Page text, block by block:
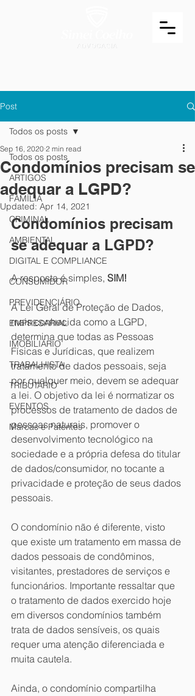
Post
Todos os posts
ARTIGOS
FAMÍLIA
CRIMINAL
AMBIENTAL
DIGITAL E COMPLIANCE
CONSUMIDOR
PREVIDENCIÁRIO
EMPRESARIAL
IMOBILIÁRIO
TRABALHISTA
TRIBUTÁRIO
EVENTOS
Marcas e Patentes
Todos os posts
Condomínios precisam se
adequar a LGPD?
Sep 16, 2020 2 min read
Updated: Apr 14, 2021
Condomínios precisam
se adequar a LGPD?
A resposta é simples, SIM!
A Lei Geral de Proteção de Dados,
mais conhecida como a LGPD,
determina que todas as Pessoas
Físicas e Jurídicas, que realizem
tratamento de dados pessoais, seja
por qualquer meio, devem se adequar
a lei. O objetivo da lei é normatizar os
processos de tratamento de dados de
pessoas naturais, promover o
desenvolvimento tecnológico na
sociedade e a própria defesa do titular
de dados/consumidor, no tocante a
privacidade e proteção de seus dados
pessoais.
O condomínio não é diferente, visto
que existe um tratamento em massa de
dados pessoais de condôminos,
visitantes, prestadores de serviços e
funcionários. Importante ressaltar que
o tratamento de dados exercido hoje
em diversos condomínios também
trata de dados sensíveis, os quais
requer uma atenção diferenciada e
muita cautela.
Ainda, o condomínio compartilha